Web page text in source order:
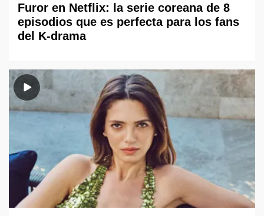
Furor en Netflix: la serie coreana de 8
episodios que es perfecta para los fans
del K-drama